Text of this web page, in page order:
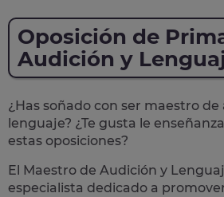
Oposición de
Audición y
¿Has soñado con ser maestro de
lenguaje? ¿Te gusta le
estas oposiciones?
El Maestro de Audición y
especialista dedicado a